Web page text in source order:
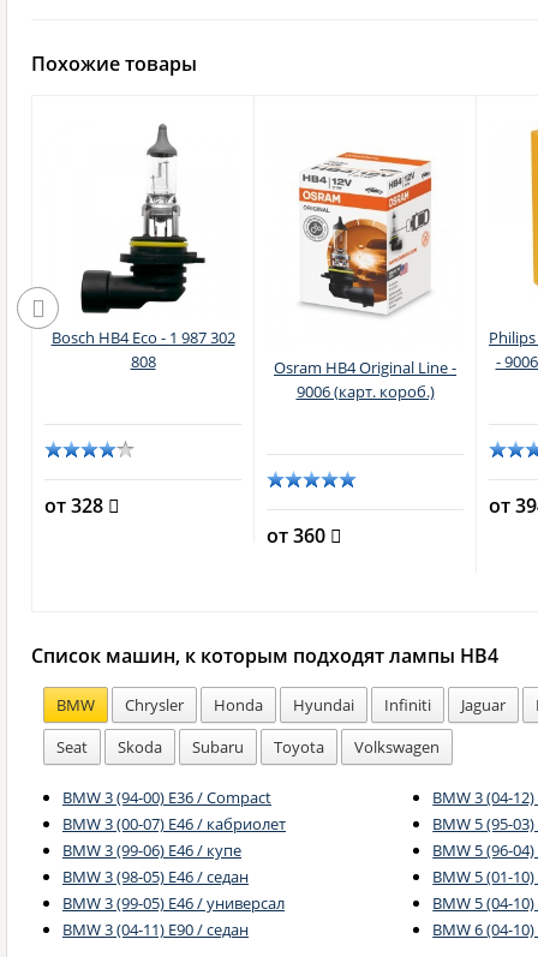
Похожие товары
Bosch HB4 Eco - 1 987 302
808
от 328
Osram HB4 Original Line -
9006 (карт. короб.)
от 360
-
от
Список машин, к которым подходят лампы HB4
BMW Chrysler Honda Hyundai Infiniti Jaguar
Seat
Skoda Subaru Toyota Volkswagen
BMW 3 (94-00) E36 / Compact
BMW 3 (00-07) E46 / кабриолет
BMW 3 (99-06) E46 / купе
BMW 3 (98-05) E46 / седан
BMW 3 (99-05) E46 / универсал
BMW 3 (04-11) E90 / седан
BMW 3 (04-
BMW 5 (95-
BMW 5 (96-
BMW 5 (01-
BMW 5 (04-
BMW 6 (04-